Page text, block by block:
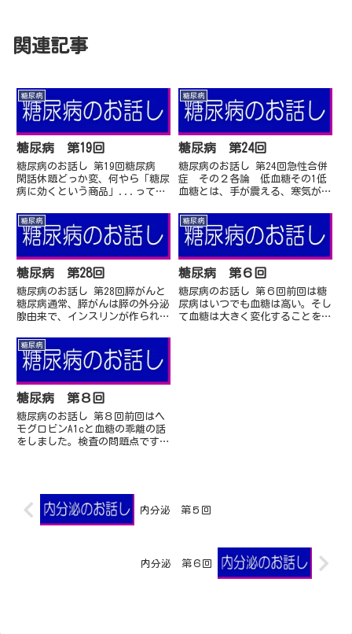
関連記事
糖尿病
糖尿病 第19回
糖尿病のお話し 第19回糖尿病
閑話休題どっか変、何やら「糖尿
病に効くという商品」...って、
が巷にはあります。本当に治れば
良いですね。なんて書くと使って
いる患者様はお怒...
糖尿病
糖尿病 第24回
糖尿病のお話し 第24回急性合併
症 その２各論 低血糖その1低
血糖とは、手が震える、寒気がす
血糖って聞くと低血糖症状として
こんな話になります。確かに自覚
症状というとこんな...
糖尿病
糖尿病 第28回
糖尿病のお話し 第28回膵がんと
糖尿病通常、膵がんは膵の外分泌
腺由来で、インスリンが作られる
とは直接は関係はありません。し
かし自明のように膵がんが大きく
なってランゲルハン...
糖尿病
糖尿病 第６回
糖尿病のお話し 第６回前回は糖
尿病はいつでも血糖は高い。そし
て血糖は大きく変化することを書
糖尿病
糖尿病 第８回
糖尿病のお話し 第８回前回はヘ
モグロビンA1cと血糖の乖離の話
をしました。検査の問題点です
います。とくに問題な...
内分泌 第５回
内分泌 第６回